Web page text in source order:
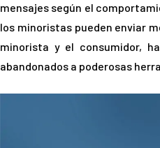
mensajes según el
los minoristas pueden enviar
minorista y el consumidor,
abandonados a poderosas